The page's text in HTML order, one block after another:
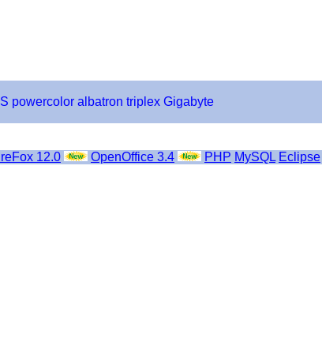
powercolor albatron triplex Gigabyte
12.0 OpenOffice 3.4 PHP MySQL Eclipse